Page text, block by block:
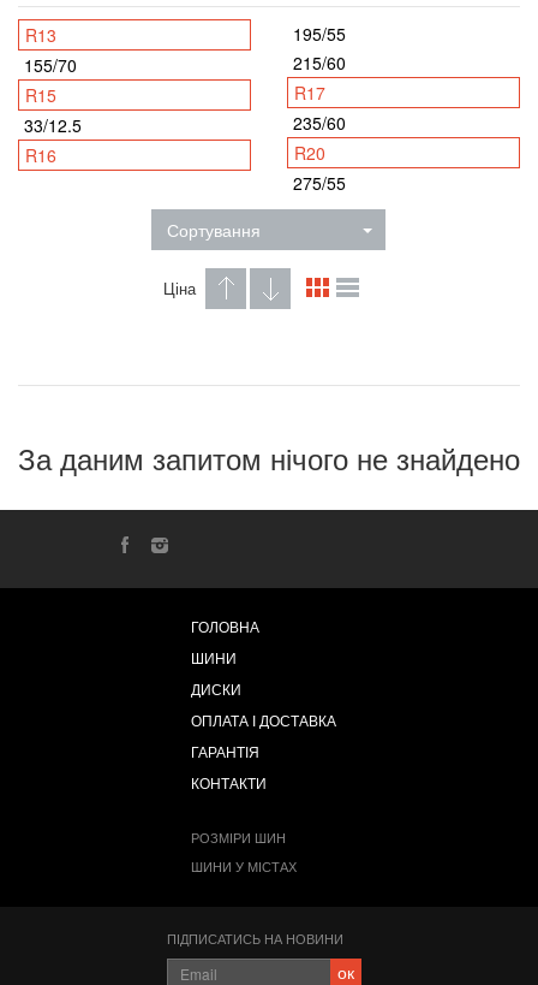
R13
155/70
R15
33/12.5
R16
195/55
215/60
R17
235/60
R20
275/55
Сортування
Ціна
За даним запитом нічого не знайдено
ГОЛОВНА
ШИНИ
ДИСКИ
ОПЛАТА І ДОСТАВКА
ГАРАНТІЯ
КОНТАКТИ
РОЗМІРИ ШИН
ШИНИ У МІСТАХ
ПІДПИСАТИСЬ НА НОВИНИ
ок